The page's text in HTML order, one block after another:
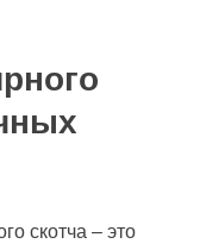
скотча – это